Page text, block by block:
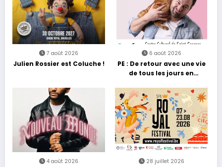
7 août 2026
Julien Rossier est Coluche !
6 août 2026
PE : De retour avec une vie
de tous les jours en
4 août 2026 28 juillet 2026